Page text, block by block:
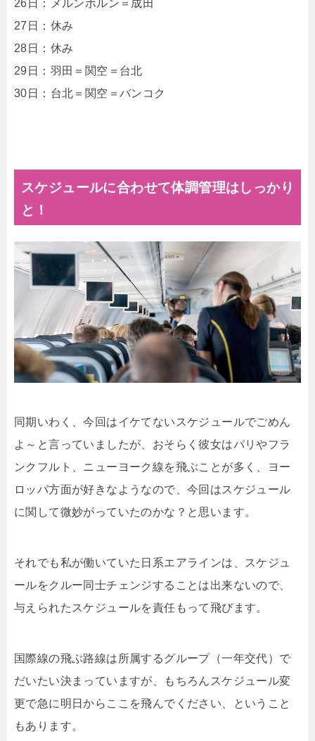
26日：メルンボルン＝成田
27日：休み
28日：休み
29日：羽田＝関空＝台北
30日：台北＝関空＝バンコク
スケジュールに合わせて体調管理はしっかり
と！
同期いわく、今回はイケてないスケジュールでごめん
よ～と言っていましたが、おそらく彼女はパリやフラ
ンクフルト、ニューヨーク線を飛ぶことが多く、ヨー
ロッパ方面が好きなようなので、今回はスケジュール
に関して微妙がっていたのかな？と思います。
それでも私が働いていた日系エアラインは、スケジュ
ールをクルー同士チェンジすることは出来ないので、
与えられたスケジュールを責任もって飛びます。
国際線の飛ぶ路線は所属するグループ（一年交代）で
だいたい決まっていますが、もちろんスケジュール変
更で急に明日からここを飛んでください、ということ
もあります。